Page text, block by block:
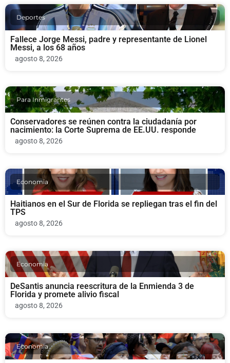
Deportes
Fallece Jorge Messi, padre y representante de Lionel
Messi, a los 68 años
agosto 8, 2026
Para Inmigrantes
Conservadores se reúnen contra la ciudadanía por
nacimiento: la Corte Suprema de EE.UU. responde
agosto 8, 2026
Economia
Haitianos en el Sur de Florida se repliegan tras el fin del
TPS
agosto 8, 2026
Economia
DeSantis anuncia reescritura de la Enmienda 3 de
Florida y promete alivio fiscal
agosto 8, 2026
Economia